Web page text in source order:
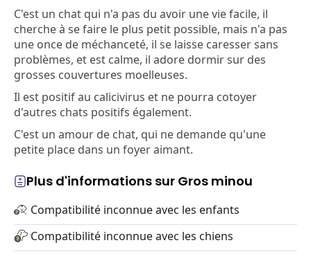
C'est un chat qui n'a pas du avoir une vie facile, il
cherche à se faire le plus petit possible, mais n'a pas
une once de méchanceté, il se laisse caresser sans
problèmes, et est calme, il adore dormir sur des
grosses couvertures moelleuses.
Il est positif au calicivirus et ne pourra cotoyer
d'autres chats positifs également.
C'est un amour de chat, qui ne demande qu'une
petite place dans un foyer aimant.
Plus d'informations sur Gros minou
Compatibilité inconnue avec les enfants
Compatibilité inconnue avec les chiens